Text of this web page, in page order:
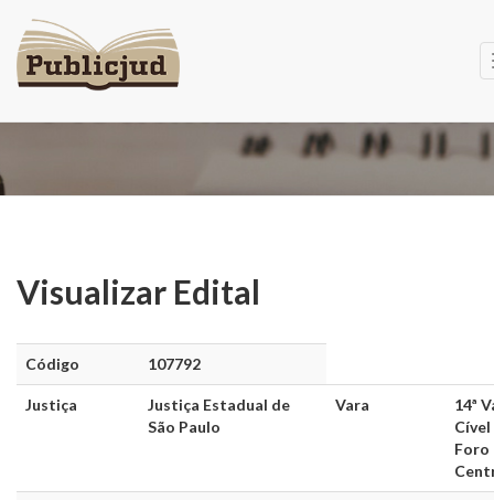
Visualizar Edital
Visualizar Edital
Código 107792
Justiça
Justiça Estadual de
São Paulo
Vara
14ª
Foro